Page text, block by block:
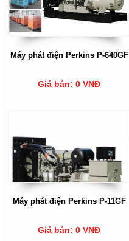
Máy phát điện Perkins P-640GF
Giá bán: 0 VNĐ
Máy phát điện Perkins P-11GF
Giá bán: 0 VNĐ